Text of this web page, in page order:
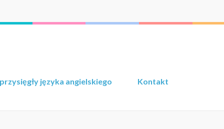
języka angielskiego Kontakt